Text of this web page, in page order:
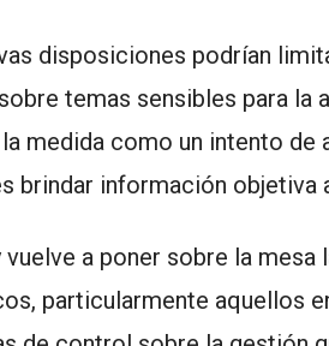
disposiciones podrían
temas sensibles para la
medida como un intento de
brindar información objetiva
a poner sobre la mesa
particularmente aquellos